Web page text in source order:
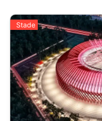
Stade